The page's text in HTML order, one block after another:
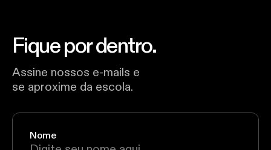
Fique por dentro.
Assine nossos e-mails e
se aproxime da escola.
Nome